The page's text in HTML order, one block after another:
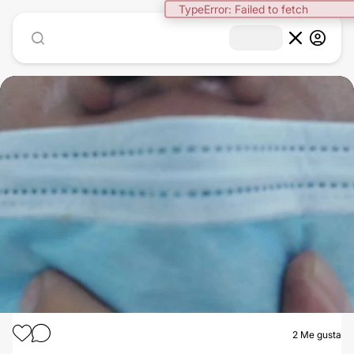
TypeError: Failed to fetch
RINOPLASTIA
2 Me gusta